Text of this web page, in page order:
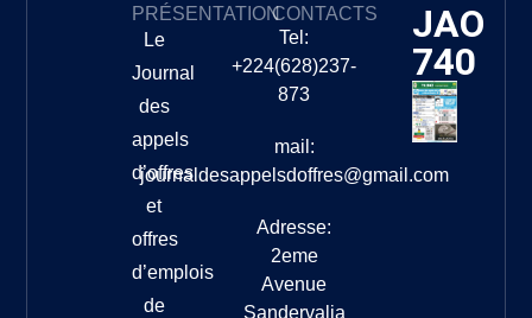
PRÉSENTATION
Le
Journal
des
appels
d’offres
et
offres
d’emplois
de
CONTACTS
Tel:
+224(628)237-
873
mail:
journaldesappelsdoffres@gmail.com
Adresse:
2eme
Avenue
Sandervalia
JAO
740